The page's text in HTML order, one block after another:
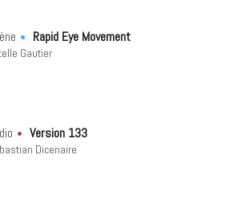
Rapid Eye Movement
Gautier
Version 133
Dicenaire